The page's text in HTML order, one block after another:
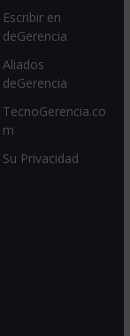
Escribir en
deGerencia
Aliados
deGerencia
TecnoGerencia.co
m
Su Privacidad